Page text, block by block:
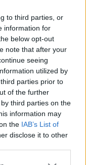
to third parties, or
information for
below opt-out
note that after your
seeing
utilized by
parties prior to
of the further
third parties on the
information may
the IAB’s List of
disclose it to other
or more Google
σε
ακόμα ένα
Samsung Galaxy Q,
συνδετικό κρίκο
, αφού